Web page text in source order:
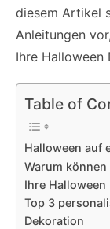
diesem Artikel
Anleitungen
Ihre Halloween
Table of
Halloween auf
Warum
Ihre
Top 3
Dekoration